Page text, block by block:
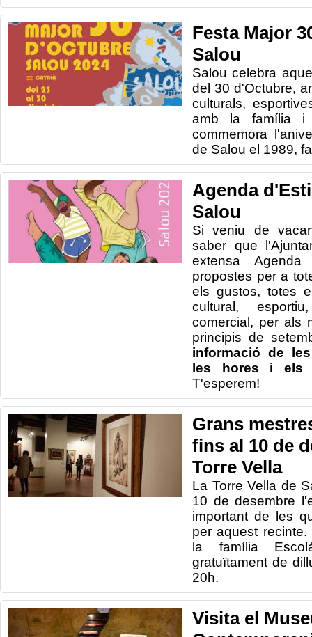
Festa Major
Salou
Salou celebra
del 30 d'Octubre,
culturals,
amb la família i
commemora
de Salou el 1989,
Agenda
Salou
Si veniu de
saber que
extensa
propostes per a
els gustos, totes
cultural,
comercial, per als
principis de
informació de
les hores i els
T'esperem!
Grans
fins al 10 de
Torre Vella
La Torre Vella de
10 de desembre
important de les
per aquest
la família
gratuïtament de
20h.
Visita el